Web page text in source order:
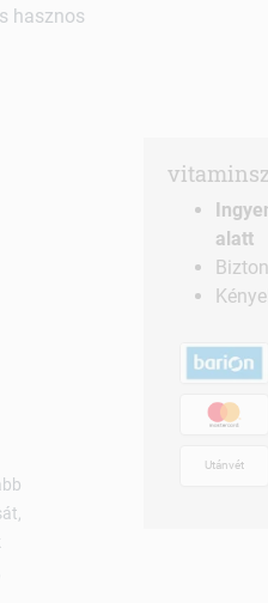
hasznos
alatt
Utánvét